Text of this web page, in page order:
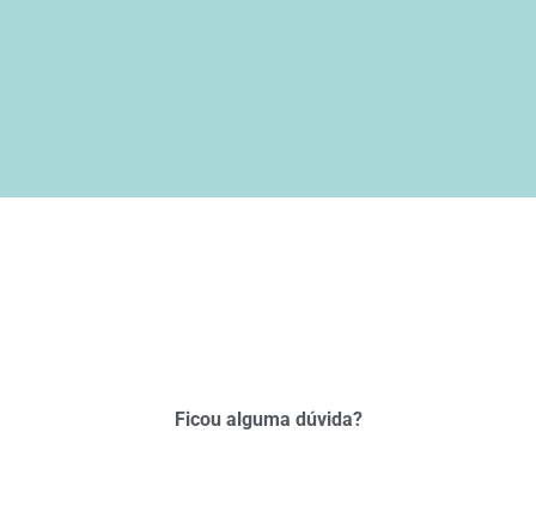
Ficou alguma dúvida?